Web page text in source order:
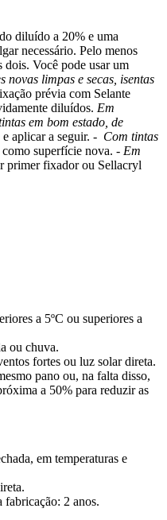
diluído a 20% e uma
necessário. Pelo menos
dois. Você pode usar um
novas limpas e secas, isentas
prévia com Selante
diluídos. Em
em bom estado, de
aplicar a seguir. - Com tintas
superfície nova. - Em
primer fixador ou Sellacryl
a 5ºC ou superiores a
ou chuva.
fortes ou luz solar direta.
pano ou, na falta disso,
a 50% para reduzir as
em temperaturas e
fabricação: 2 anos.